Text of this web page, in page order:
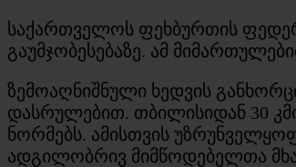
საქართველოს ფეხბურთის
გაუმჯობესებაზე. ამ
ზემოაღნიშნული ხედვის
დასრულებით. თბილისიდან 30
ნორმებს. ამისთვის
ადგილობრივ მიმწოდებელთა